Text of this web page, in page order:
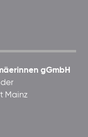
gGmbH
Mainz